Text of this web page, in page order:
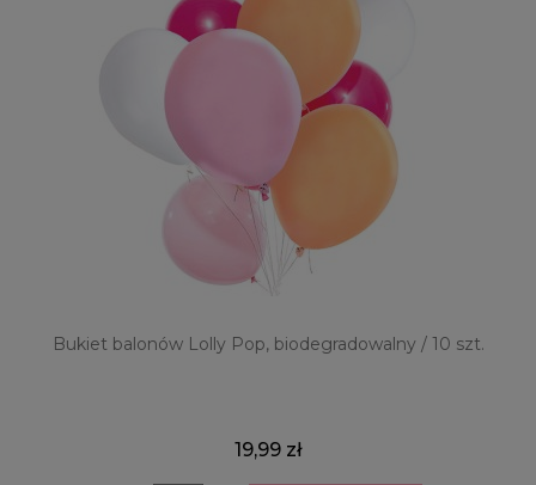
Bukiet balonów Lolly Pop, biodegradowalny / 10 szt.
19,99 zł